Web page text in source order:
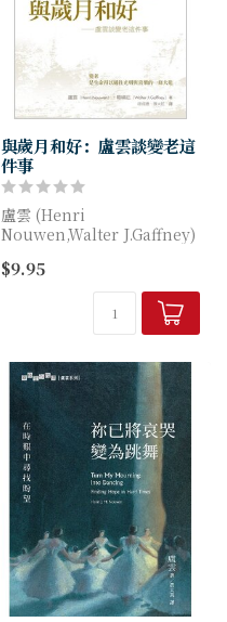
與歲月和好：盧雲談變老這
件事
盧雲 (Henri
Nouwen,Walter J.Gaffney)
對許多人來說，變老比死亡更
令人害怕。相較於離世的未
知，等待老化這已知的折磨，
$9.95